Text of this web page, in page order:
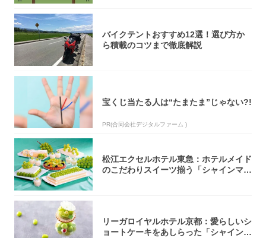
バイクテントおすすめ12選！選び方か
ら積載のコツまで徹底解説
宝くじ当たる人は“たまたま”じゃない?!
PR(合同会社デジタルファーム )
松江エクセルホテル東急：ホテルメイド
のこだわりスイーツ揃う「シャインマス
リーガロイヤルホテル京都：愛らしいシ
ョートケーキをあしらった「シャインマ